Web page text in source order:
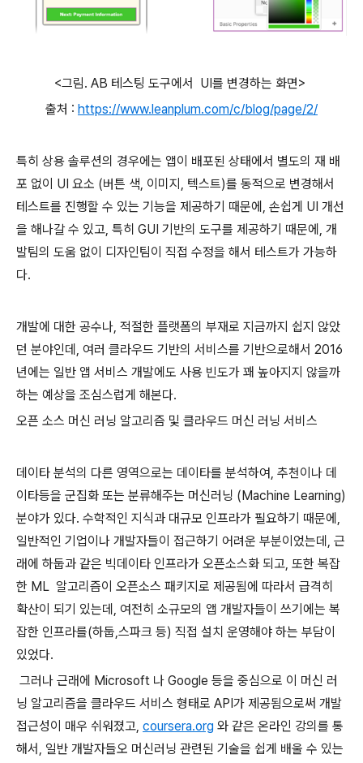
<그림. AB 테스팅 도구에서 UI를 변경하는 화면>
출처 : https://www.leanplum.com/c/blog/page/2/
특히 상용 솔루션의 경우에는 앱이 배포된 상태에서 별도의 재 배
포 없이 UI 요소 (버튼 색, 이미지, 텍스트)를 동적으로 변경해서
테스트를 진행할 수 있는 기능을 제공하기 때문에, 손쉽게 UI 개선
을 해나갈 수 있고, 특히 GUI 기반의 도구를 제공하기 때문에, 개
발팀의 도움 없이 디자인팀이 직접 수정을 해서 테스트가 가능하
다.
개발에 대한 공수나, 적절한 플랫폼의 부재로 지금까지 쉽지 않았
던 분야인데, 여러 클라우드 기반의 서비스를 기반으로해서 2016
년에는 일반 앱 서비스 개발에도 사용 빈도가 꽤 높아지지 않을까
하는 예상을 조심스럽게 해본다.
오픈 소스 머신 러닝 알고리즘 및 클라우드 머신 러닝 서비스
데이타 분석의 다른 영역으로는 데이타를 분석하여, 추천이나 데
이타등을 군집화 또는 분류해주는 머신러닝 (Machine Learning)
분야가 있다. 수학적인 지식과 대규모 인프라가 필요하기 때문에,
일반적인 기업이나 개발자들이 접근하기 어려운 부분이었는데, 근
래에 하둡과 같은 빅데이타 인프라가 오픈소스화 되고, 또한 복잡
한 ML 알고리즘이 오픈소스 패키지로 제공됨에 따라서 급격히
확산이 되기 있는데, 여전히 소규모의 앱 개발자들이 쓰기에는 복
잡한 인프라를(하둡,스파크 등) 직접 설치 운영해야 하는 부담이
있었다.
그러나 근래에 Microsoft 나 Google 등을 중심으로 이 머신 러
닝 알고리즘을 클라우드 서비스 형태로 API가 제공됨으로써 개발
접근성이 매우 쉬워졌고, coursera.org 와 같은 온라인 강의를 통
해서, 일반 개발자들오 머신러닝 관련된 기술을 쉽게 배울 수 있는